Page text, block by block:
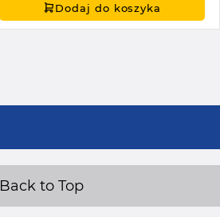
Dodaj do koszyka
Back to Top